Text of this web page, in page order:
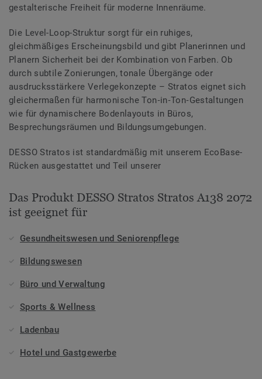
gestalterische Freiheit für moderne Innenräume.
Die Level-Loop-Struktur sorgt für ein ruhiges,
gleichmäßiges Erscheinungsbild und gibt Planerinnen und
Planern Sicherheit bei der Kombination von Farben. Ob
durch subtile Zonierungen, tonale Übergänge oder
ausdrucksstärkere Verlegekonzepte – Stratos eignet sich
gleichermaßen für harmonische Ton‑in‑Ton‑Gestaltungen
wie für dynamischere Bodenlayouts in Büros,
Besprechungsräumen und Bildungsumgebungen.
DESSO Stratos ist standardmäßig mit unserem EcoBase-
Rücken ausgestattet und Teil unserer
Das Produkt DESSO Stratos Stratos A138 2072
ist geeignet für
Gesundheitswesen und Seniorenpflege
Bildungswesen
Büro und Verwaltung
Sports & Wellness
Ladenbau
Hotel und Gastgewerbe